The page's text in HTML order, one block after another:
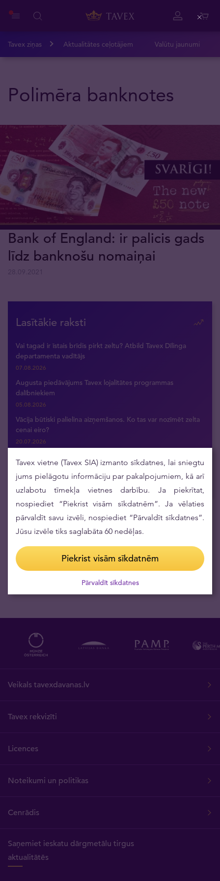
Tavex ziņas Aktualitātes ceļotājiem Valūtu jaunumi
Polimēra banknotes
Bank of England: ir palicis gads
līdz banknošu nomaiņai
Lasītākie raksti
Vai tagad ir īstais brīdis pirkt zeltu? Atbild Tavex Dīlinga
departamenta vadītājs
07.08.2026
Augusta piedāvājums Tavex lojalitātes programmas
dalībniekiem
05.08.2026
Vācija būtiski palielina aizņemšanos. Ko tas var nozīmēt zelta
cenai eiro?
20.07.2026
savu investīciju dārgmetālu stieņu dizainu
16.07.2026
Saņemiet aktuālās ziņas epastā
Veikals tavexdavanas.lv
Tavex rekvizīti
Licences
Noteikumi un politikas
Cenrādis
Saņemiet ieskatu dārgmetālu tirgus
aktualitātēs
Tavex vietne (Tavex SIA) izmanto sīkdatnes, lai sniegtu
jums pielāgotu informāciju par pakalpojumiem, kā arī
uzlabotu tīmekļa vietnes darbību. Ja piekrītat,
nospiediet “Piekrist visām sīkdatnēm”. Ja vēlaties
pārvaldīt savu izvēli, nospiediet “Pārvaldīt sīkdatnes”.
Jūsu izvēle tiks saglabāta 60 nedēļas.
Piekrist visām sīkdatnēm
Pārvaldīt sīkdatnes
Close